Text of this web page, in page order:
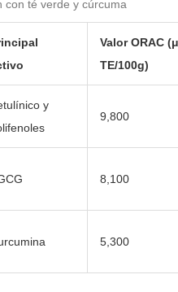
con té verde y cúrcuma
Valor ORAC
TE/100g)
y
9,800
8,100
5,300